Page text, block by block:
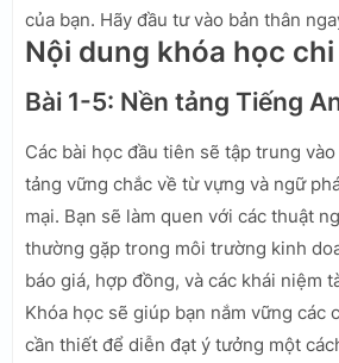
của bạn. Hãy đầu tư vào bản thân
Nội dung khóa học
Bài 1-5: Nền tảng Tiếng
Các bài học đầu tiên sẽ tập trung
tảng vững chắc về từ vựng và ngữ
mại. Bạn sẽ làm quen với các thuật
thường gặp trong môi trường kinh
báo giá, hợp đồng, và các khái niệm
Khóa học sẽ giúp bạn nắm vững các
cần thiết để diễn đạt ý tưởng một